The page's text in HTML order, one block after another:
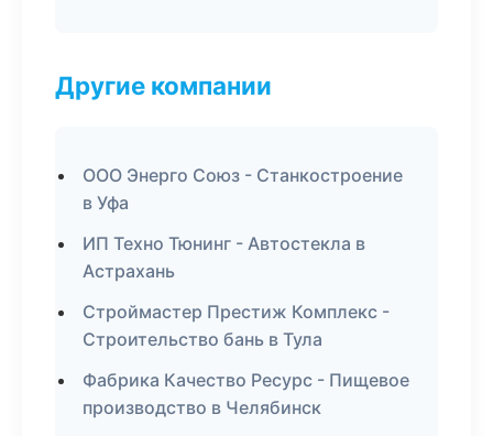
Другие компании
ООО Энерго Союз - Станкостроение
в Уфа
ИП Техно Тюнинг - Автостекла в
Астрахань
Строймастер Престиж Комплекс -
Строительство бань в Тула
Фабрика Качество Ресурс - Пищевое
производство в Челябинск